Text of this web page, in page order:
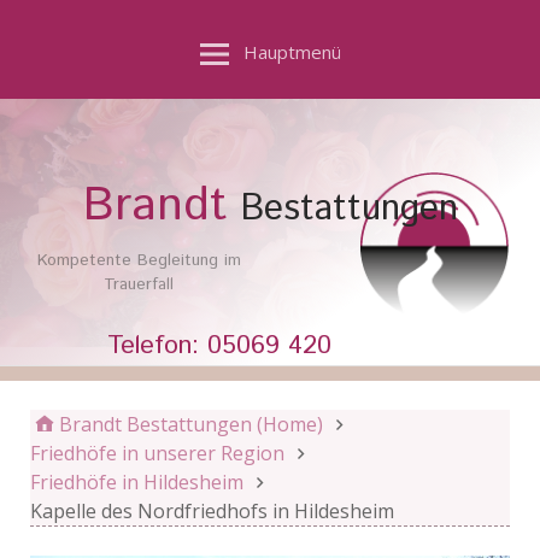
Hauptmenü
Brandt Bestattungen
Kompetente Begleitung im
Trauerfall
Telefon: 05069 420
Brandt Bestattungen (Home)
Friedhöfe in unserer Region
Friedhöfe in Hildesheim
Kapelle des Nordfriedhofs in Hildesheim